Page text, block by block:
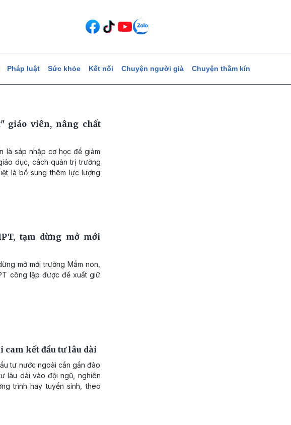
Pháp luật Sức khỏe Kết nối Chuyện người già Chuyện thầm kín
giáo viên, nâng chất
là sáp nhập cơ học để giảm
dục, cách quản trị trường
là bổ sung thêm lực lượng
tạm dừng mở mới
mở mới trường Mầm non,
công lập được đề xuất giữ
cam kết đầu tư lâu dài
tư nước ngoài cần gắn đào
lâu dài vào đội ngũ, nghiên
trình hay tuyển sinh, theo